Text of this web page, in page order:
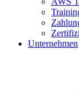
Unternehmen